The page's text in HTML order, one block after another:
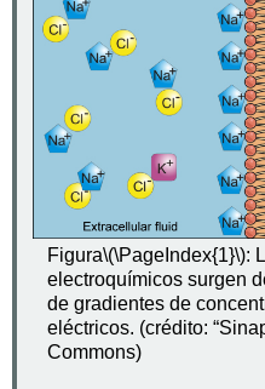
Figura\(\PageIndex{1}\):
electroquímicos surgen
de gradientes de
eléctricos. (crédito:
Commons)